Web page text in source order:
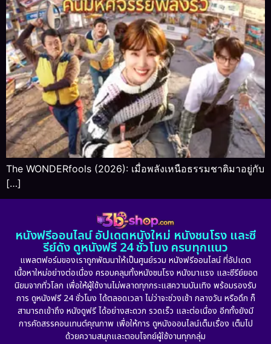
The WONDERfools (2026): เมื่อพลังเหนือธรรมชาติมาอยู่กับ
[…]
หนังฟรีออนไลน์ อัปเดตหนังใหม่ หนังชนโรง และซี
รีย์ดัง ดูหนังฟรี 24 ชั่วโมง ครบทุกแนว
แพลตฟอร์มของเราถูกพัฒนาให้เป็นศูนย์รวม หนังฟรีออนไลน์ ที่อัปเดต
เนื้อหาใหม่อย่างต่อเนื่อง ครอบคลุมทั้งหนังชนโรง หนังมาแรง และซีรีย์ยอด
นิยมจากทั่วโลก เพื่อให้ผู้ใช้งานไม่พลาดทุกกระแสความบันเทิง พร้อมรองรับ
การ ดูหนังฟรี 24 ชั่วโมง ได้ตลอดเวลา ไม่ว่าจะช่วงเช้า กลางวัน หรือดึก ก็
สามารถเข้าถึง หนังดูฟรี ได้อย่างสะดวก รวดเร็ว และต่อเนื่อง อีกทั้งยังมี
การคัดสรรคอนเทนต์คุณภาพ เพื่อให้การ ดูหนังออนไลน์เต็มเรื่อง เต็มไป
ด้วยความสนุกและตอบโจทย์ผู้ใช้งานทุกกลุ่ม